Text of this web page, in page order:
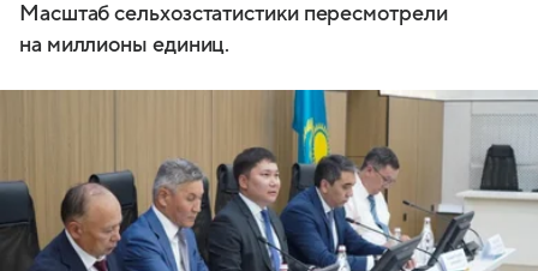
Масштаб сельхозстатистики пересмотрели
на миллионы единиц.